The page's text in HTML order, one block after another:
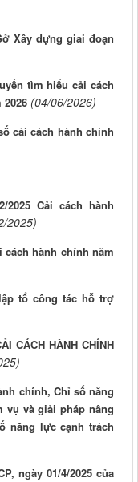
Xây dựng giai đoạn
tìm hiểu cải cách
(04/06/2026)
cải cách hành chính
2025 Cải cách hành
2025)
cách hành chính năm
tổ công tác hỗ trợ
CÁCH HÀNH CHÍNH
chính, Chỉ số năng
vụ và giải pháp nâng
năng lực cạnh trách
ngày 01/4/2025 của